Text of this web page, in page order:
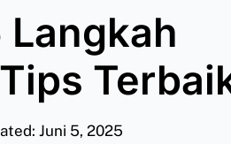
Juni 5, 2025